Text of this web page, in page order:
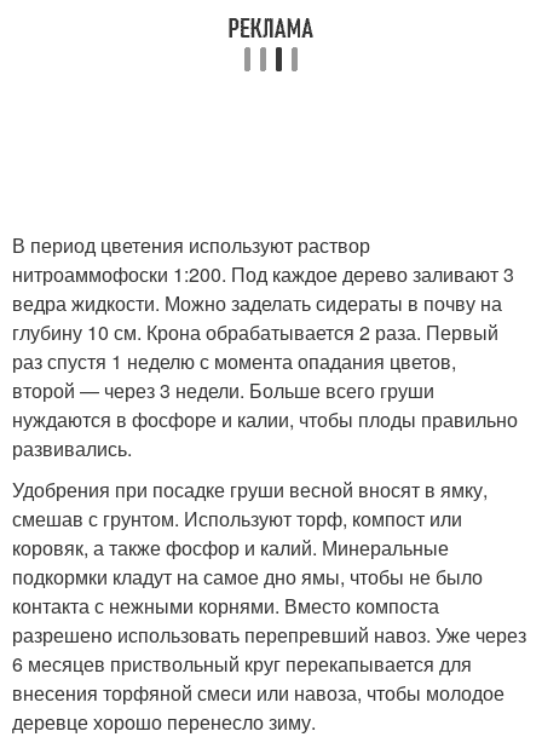
В период цветения используют раствор
нитроаммофоски 1:200. Под каждое дерево заливают 3
ведра жидкости. Можно заделать сидераты в почву на
глубину 10 см. Крона обрабатывается 2 раза. Первый
раз спустя 1 неделю с момента опадания цветов,
второй — через 3 недели. Больше всего груши
нуждаются в фосфоре и калии, чтобы плоды правильно
развивались.
Удобрения при посадке груши весной вносят в ямку,
смешав с грунтом. Используют торф, компост или
коровяк, а также фосфор и калий. Минеральные
подкормки кладут на самое дно ямы, чтобы не было
контакта с нежными корнями. Вместо компоста
разрешено использовать перепревший навоз. Уже через
6 месяцев приствольный круг перекапывается для
внесения торфяной смеси или навоза, чтобы молодое
деревце хорошо перенесло зиму.